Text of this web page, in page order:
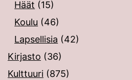
Häät (15)
Koulu (46)
Lapsellisia (42)
Kirjasto (36)
Kulttuuri (875)